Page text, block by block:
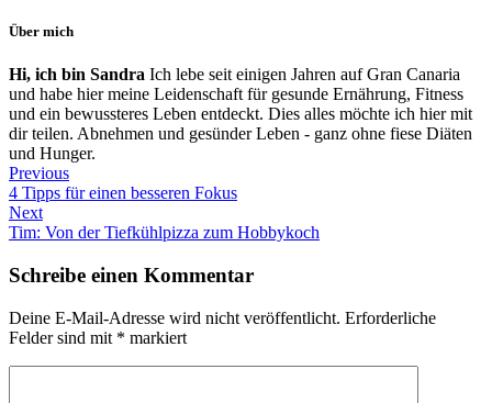
Über mich
Hi, ich bin Sandra Ich lebe seit einigen Jahren auf Gran Canaria
und habe hier meine Leidenschaft für gesunde Ernährung, Fitness
und ein bewussteres Leben entdeckt. Dies alles möchte ich hier mit
dir teilen. Abnehmen und gesünder Leben - ganz ohne fiese Diäten
und Hunger.
Previous
4 Tipps für einen besseren Fokus
Next
Tim: Von der Tiefkühlpizza zum Hobbykoch
Schreibe einen Kommentar
Deine E-Mail-Adresse wird nicht veröffentlicht. Erforderliche
Felder sind mit * markiert